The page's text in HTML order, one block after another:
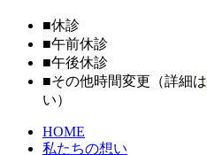
■休診
■午前休診
■午後休診
■その他時間変更（詳細は
い）
HOME
私たちの想い